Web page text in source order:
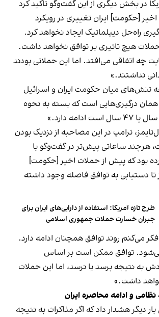
در بخش دیگری از این گفت‌وگو تاکید کرد
[حکومت] ایران تغییری در رویکرد
راه‌حل دیپلماتیک ایجاد نخواهد کرد.
هیچ تاثیری بر توافق نخواهد داشت.
چه اتفاقی می‌افتد. اما این حملاتی بودند
نداشتند.»
تنش‌های میان حکومت ایران و اسرائیل
همان درگیری‌هایی است که بسته به نحوه
دارد.»
ترامپ در این مصاحبه از نزدیک بودن
هرچند ساعاتی پیش‌تر در گفت‌وگو با
بود که پیش از حملات اخیر [حکومت]
تا دستیابی به توافق فاصله وجود داشته
طرح تازه آمریکا: استفاده از دارایی‌های ایران برای
جبران خسارت حملات جمهوری اسلامی
می‌کنم روند توافق همچنان ادامه دارد.
توافق ممکن است بر اساس
به نتیجه برسد یا نرسد، اما این حملات
داشت.»
نظامی و ادامه محاصره ایران
دیگر هشدار داد که اگر مذاکرات به نتیجه